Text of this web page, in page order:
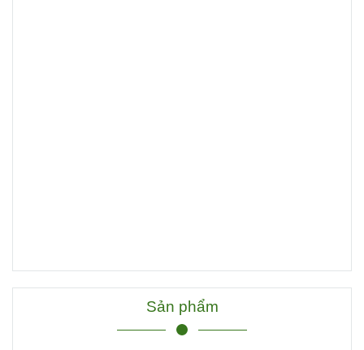
Sản phẩm